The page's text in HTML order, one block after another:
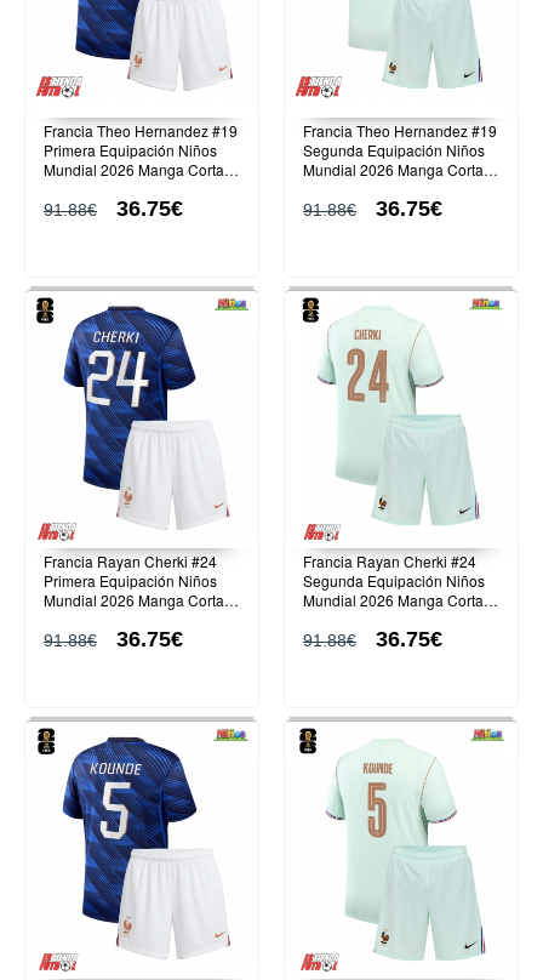
Francia Theo Hernandez #19
Primera Equipación Niños
Mundial 2026 Manga Corta
91.88€ 36.75€
Francia Theo Hernandez #19
Segunda Equipación Niños
Mundial 2026 Manga Corta
91.88€ 36.75€
Francia Rayan Cherki #24
Primera Equipación Niños
Mundial 2026 Manga Corta
91.88€ 36.75€
Francia Rayan Cherki #24
Segunda Equipación Niños
Mundial 2026 Manga Corta
91.88€ 36.75€